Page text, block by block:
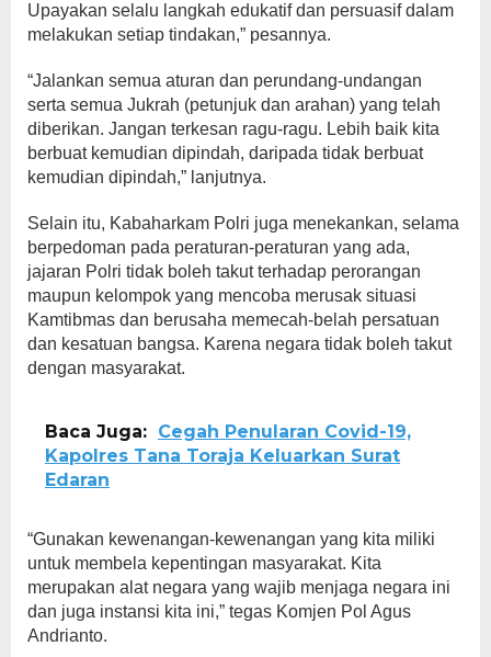
Upayakan selalu langkah edukatif dan persuasif dalam
melakukan setiap tindakan,” pesannya.
“Jalankan semua aturan dan perundang-undangan
serta semua Jukrah (petunjuk dan arahan) yang telah
diberikan. Jangan terkesan ragu-ragu. Lebih baik kita
berbuat kemudian dipindah, daripada tidak berbuat
kemudian dipindah,” lanjutnya.
Selain itu, Kabaharkam Polri juga menekankan, selama
berpedoman pada peraturan-peraturan yang ada,
jajaran Polri tidak boleh takut terhadap perorangan
maupun kelompok yang mencoba merusak situasi
Kamtibmas dan berusaha memecah-belah persatuan
dan kesatuan bangsa. Karena negara tidak boleh takut
dengan masyarakat.
Baca Juga: Cegah Penularan Covid-19,
Kapolres Tana Toraja Keluarkan Surat
Edaran
“Gunakan kewenangan-kewenangan yang kita miliki
untuk membela kepentingan masyarakat. Kita
merupakan alat negara yang wajib menjaga negara ini
dan juga instansi kita ini,” tegas Komjen Pol Agus
Andrianto.